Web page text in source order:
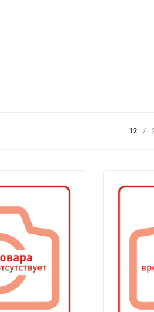
12 /